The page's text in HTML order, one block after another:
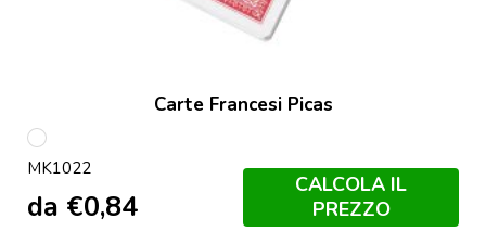
Carte Francesi Picas
S/C
MK1022
da €0,84
CALCOLA IL
PREZZO